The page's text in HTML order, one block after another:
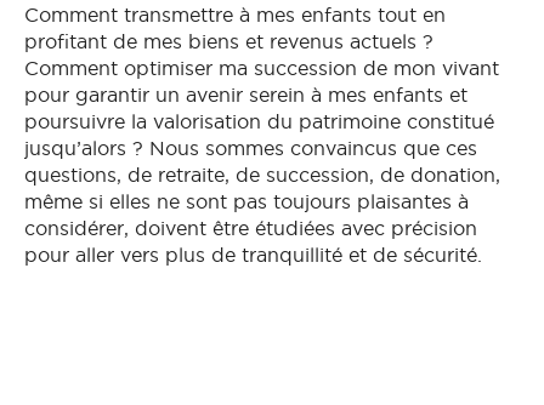
Comment transmettre à mes enfants tout en
profitant de mes biens et revenus actuels ?
Comment optimiser ma succession de mon vivant
pour garantir un avenir serein à mes enfants et
poursuivre la valorisation du patrimoine constitué
jusqu’alors ? Nous sommes convaincus que ces
questions, de retraite, de succession, de donation,
même si elles ne sont pas toujours plaisantes à
considérer, doivent être étudiées avec précision
pour aller vers plus de tranquillité et de sécurité.